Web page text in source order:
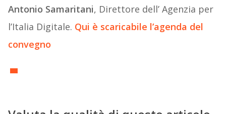
Antonio Samaritani, Direttore dell’ Agenzia per
l’Italia Digitale. Qui è scaricabile l’agenda del
convegno